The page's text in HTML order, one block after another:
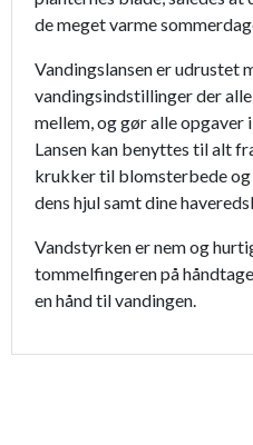
de meget varme
Vandingslansen er udrustet
vandingsindstillinger der
mellem, og gør alle opgaver
Lansen kan benyttes til alt
krukker til blomsterbede
dens hjul samt dine
Vandstyrken er nem og
tommelfingeren på
en hånd til vandingen.